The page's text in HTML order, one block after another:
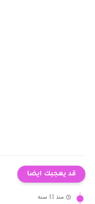
قد يعجبك ايضا
منذ 11 سنة